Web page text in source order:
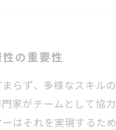
第7章: 多様なスキ
の重要性
らず、多様なスキル
家がチームとして協
はそれを実現するた